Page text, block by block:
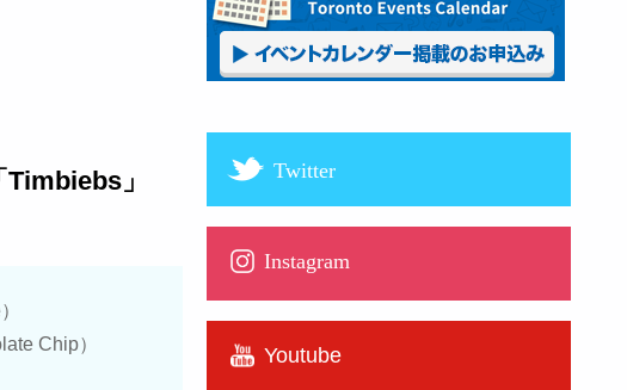
Timbiebs」
Chip）
Twitter
Instagram
Youtube